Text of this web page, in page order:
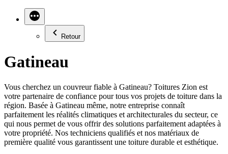
Plus
Retour
Gatineau
Vous cherchez un couvreur fiable à Gatineau? Toitures Zion est
votre partenaire de confiance pour tous vos projets de toiture dans la
région. Basée à Gatineau même, notre entreprise connaît
parfaitement les réalités climatiques et architecturales du secteur, ce
qui nous permet de vous offrir des solutions parfaitement adaptées à
votre propriété. Nos techniciens qualifiés et nos matériaux de
première qualité vous garantissent une toiture durable et esthétique.